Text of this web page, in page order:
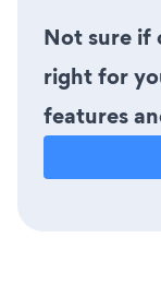
Not sure if
right for
features